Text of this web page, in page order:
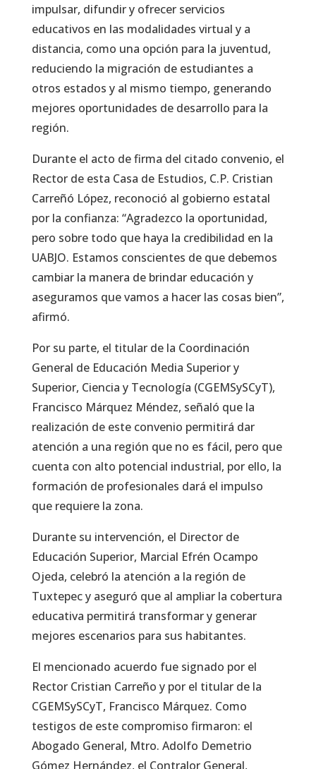
impulsar, difundir y ofrecer servicios
educativos en las modalidades virtual y a
distancia, como una opción para la juventud,
reduciendo la migración de estudiantes a
otros estados y al mismo tiempo, generando
mejores oportunidades de desarrollo para la
región.
Durante el acto de firma del citado convenio, el
Rector de esta Casa de Estudios, C.P. Cristian
Carreñó López, reconoció al gobierno estatal
por la confianza: “Agradezco la oportunidad,
pero sobre todo que haya la credibilidad en la
UABJO. Estamos conscientes de que debemos
cambiar la manera de brindar educación y
aseguramos que vamos a hacer las cosas bien”,
afirmó.
Por su parte, el titular de la Coordinación
General de Educación Media Superior y
Superior, Ciencia y Tecnología (CGEMSySCyT),
Francisco Márquez Méndez, señaló que la
realización de este convenio permitirá dar
atención a una región que no es fácil, pero que
cuenta con alto potencial industrial, por ello, la
formación de profesionales dará el impulso
que requiere la zona.
Durante su intervención, el Director de
Educación Superior, Marcial Efrén Ocampo
Ojeda, celebró la atención a la región de
Tuxtepec y aseguró que al ampliar la cobertura
educativa permitirá transformar y generar
mejores escenarios para sus habitantes.
El mencionado acuerdo fue signado por el
Rector Cristian Carreño y por el titular de la
CGEMSySCyT, Francisco Márquez. Como
testigos de este compromiso firmaron: el
Abogado General, Mtro. Adolfo Demetrio
Gómez Hernández, el Contralor General,